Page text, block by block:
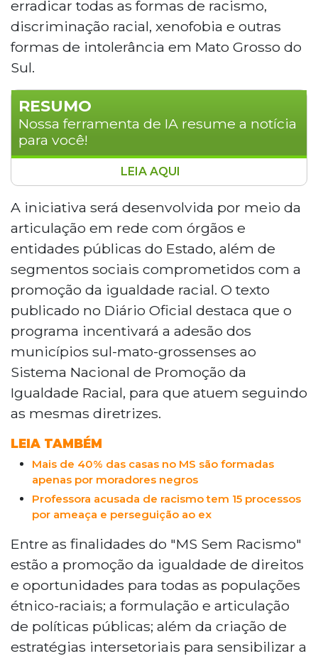
erradicar todas as formas de racismo,
discriminação racial, xenofobia e outras
formas de intolerância em Mato Grosso do
Sul.
RESUMO
Nossa ferramenta de IA resume a notícia
para você!
O governo de Mato Grosso do Sul lançou
o Programa MS Sem Racismo, visando
combater o racismo e promover a
igualdade racial no estado. Publicado no
Diário Oficial, o programa busca prevenir
e erradicar discriminações raciais,
xenofobia e intolerâncias, através de uma
rede de articulação com órgãos públicos
e entidades sociais. Entre seus objetivos
estão a promoção de igualdade de
direitos, formulação de políticas públicas
e conscientização sobre equidade racial.
O programa também incentiva práticas
antirracistas em instituições e prevê a
monitorar suas ações.
LEIA AQUI
A iniciativa será desenvolvida por meio da
articulação em rede com órgãos e
entidades públicas do Estado, além de
segmentos sociais comprometidos com a
promoção da igualdade racial. O texto
publicado no Diário Oficial destaca que o
programa incentivará a adesão dos
municípios sul-mato-grossenses ao
Sistema Nacional de Promoção da
Igualdade Racial, para que atuem seguindo
as mesmas diretrizes.
LEIA TAMBÉM
Mais de 40% das casas no MS são formadas
apenas por moradores negros
Professora acusada de racismo tem 15 processos
por ameaça e perseguição ao ex
Entre as finalidades do "MS Sem Racismo"
estão a promoção da igualdade de direitos
e oportunidades para todas as populações
étnico-raciais; a formulação e articulação
de políticas públicas; além da criação de
estratégias intersetoriais para sensibilizar a